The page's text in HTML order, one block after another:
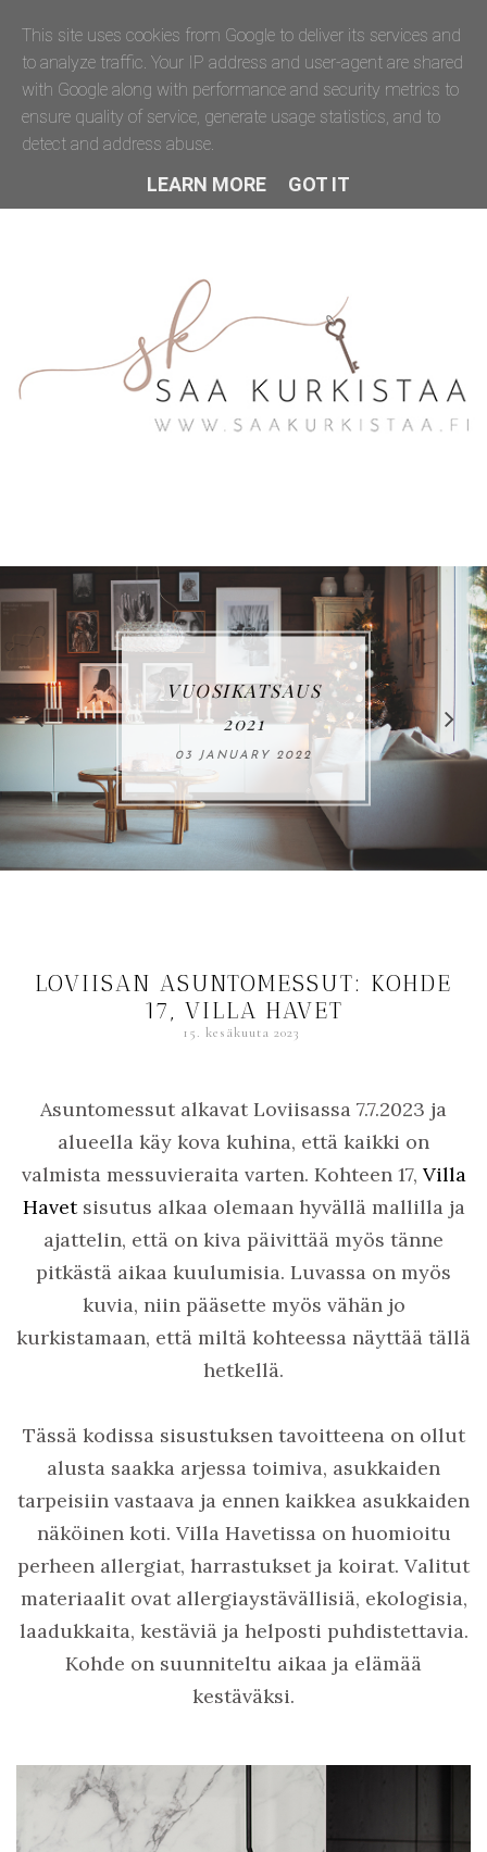
MIKÄ TEKEE
KODISTA KODIN?
22 SEPTEMBER 2021
LOVIISAN ASUNTOMESSUT: KOHDE
17, VILLA HAVET
15. kesäkuuta 2023
Asuntomessut alkavat Loviisassa 7.7.2023 ja
alueella käy kova kuhina, että kaikki on
valmista messuvieraita varten. Kohteen 17, Villa
Havetsisutus alkaa olemaan hyvällä mallilla ja
ajattelin, että on kiva päivittää myös tänne
pitkästä aikaa kuulumisia. Luvassa on myös
kuvia, niin pääsette myös vähän jo
kurkistamaan, että miltä kohteessa näyttää tällä
hetkellä.
Tässä kodissa sisustuksen tavoitteena on ollut
alusta saakka arjessa toimiva, asukkaiden
tarpeisiin vastaava ja ennen kaikkea asukkaiden
näköinen koti. Villa Havetissa on huomioitu
perheen allergiat, harrastukset ja koirat. Valitut
materiaalit ovat allergiaystävällisiä, ekologisia,
laadukkaita, kestäviä ja helposti puhdistettavia.
Kohde on suunniteltu aikaa ja elämää
kestäväksi.
This site uses cookies from Google to deliver its services and
to analyze traffic. Your IP address and user-agent are shared
with Google along with performance and security metrics to
ensure quality of service, generate usage statistics, and to
detect and address abuse.
LEARN MORE GOT IT